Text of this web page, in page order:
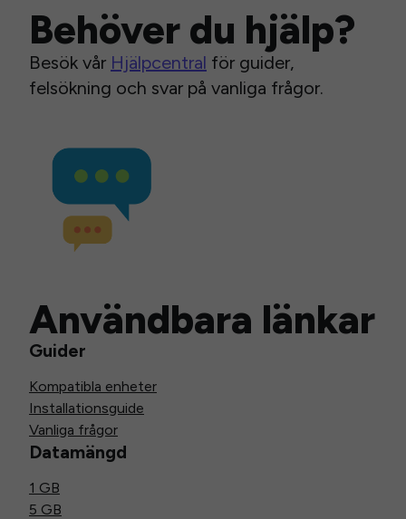
Behöver du hjälp?
Besök vår Hjälpcentral för guider,
felsökning och svar på vanliga frågor.
Användbara länkar
Guider
Kompatibla enheter
Installationsguide
Vanliga frågor
Datamängd
1 GB
5 GB